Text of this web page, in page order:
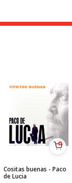
Cositas buenas - Paco
de Lucia